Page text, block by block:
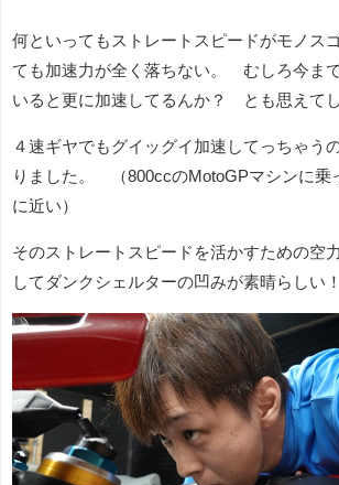
何といってもストレートスピードがモノ
ても加速力が全く落ちない。 むしろ今ま
いると更に加速してるんか？ とも思えてし
４速ギヤでもグイッグイ加速してっちゃう
りました。 （800ccのMotoGPマシンに乗
に近い）
そのストレートスピードを活かすための空
してダンクシェルターの凹みが素晴らしい！